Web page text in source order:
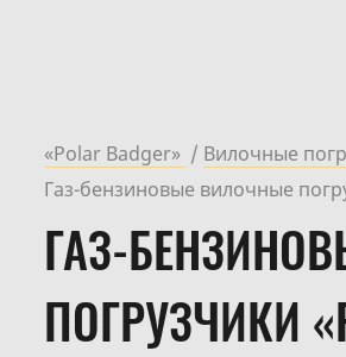
«Polar Badger»
Вилочные
Газ-бензиновые вилочные
ГАЗ-
ПОГРУЗЧИКИ